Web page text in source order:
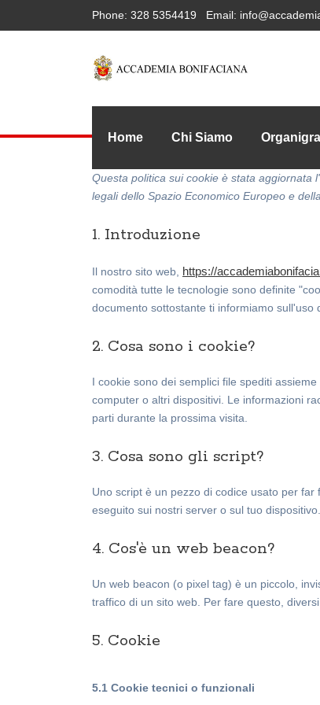
Phone: 328 5354419 Email:
Home Chi Siamo
Questa politica sui cookie è stata aggiornata
legali dello Spazio Economico Europeo e
1. Introduzione
Il nostro sito web, https://
comodità tutte le tecnologie sono definite
documento sottostante ti informiamo sull'uso
2. Cosa sono i cookie?
I cookie sono dei semplici file spediti
computer o altri dispositivi. Le informazioni
parti durante la prossima visita.
3. Cosa sono gli script?
Uno script è un pezzo di codice usato per
eseguito sui nostri server o sul tuo dispositivo.
4. Cos'è un web beacon?
Un web beacon (o pixel tag) è un piccolo,
traffico di un sito web. Per fare questo,
5. Cookie
5.1 Cookie tecnici o funzionali